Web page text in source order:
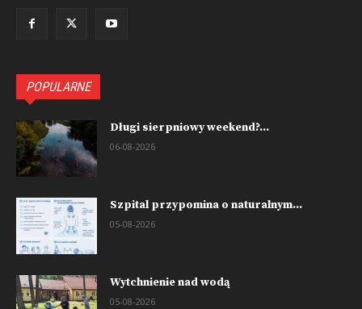
POPULARNE
Długi sierpniowy weekend?...
06-08-2026
Szpital przypomina o naturalnym...
05-08-2026
Wytchnienie nad wodą
05-08-2026